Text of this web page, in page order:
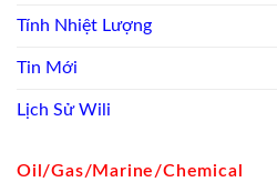
Tính Nhiệt Lượng
Tin Mới
Lịch Sử Wili
Oil/Gas/Marine/Chemical